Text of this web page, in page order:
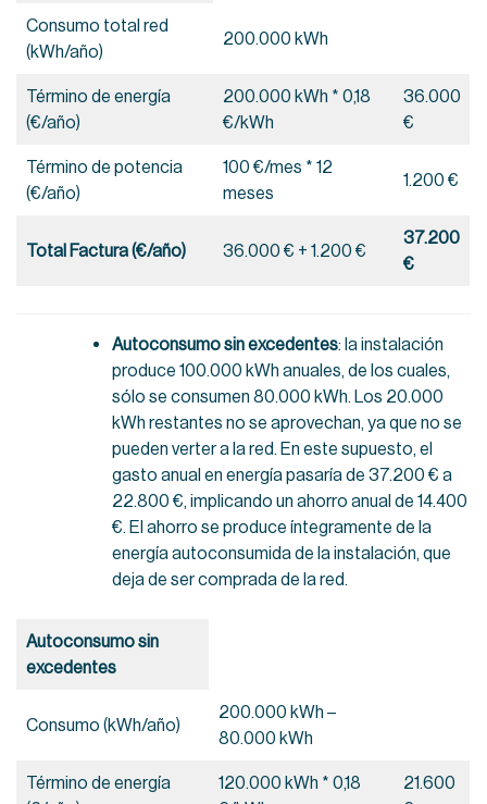
Consumo total red
(kWh/año)
200.000 kWh
Término de energía
(€/año)
200.000 kWh * 0,18
€/kWh
36.000
€
Término de potencia
(€/año)
100 €/mes * 12
meses
1.200 €
Total Factura (€/año) 36.000 € + 1.200 €
37.200
€
Autoconsumo sin excedentes: la instalación
produce 100.000 kWh anuales, de los cuales,
sólo se consumen 80.000 kWh. Los 20.000
kWh restantes no se aprovechan, ya que no se
pueden verter a la red. En este supuesto, el
gasto anual en energía pasaría de 37.200 € a
22.800 €, implicando un ahorro anual de 14.400
€. El ahorro se produce íntegramente de la
energía autoconsumida de la instalación, que
deja de ser comprada de la red.
Autoconsumo sin
excedentes
Consumo (kWh/año)
200.000 kWh –
80.000 kWh
Término de energía
120.000 kWh * 0,18
21.600